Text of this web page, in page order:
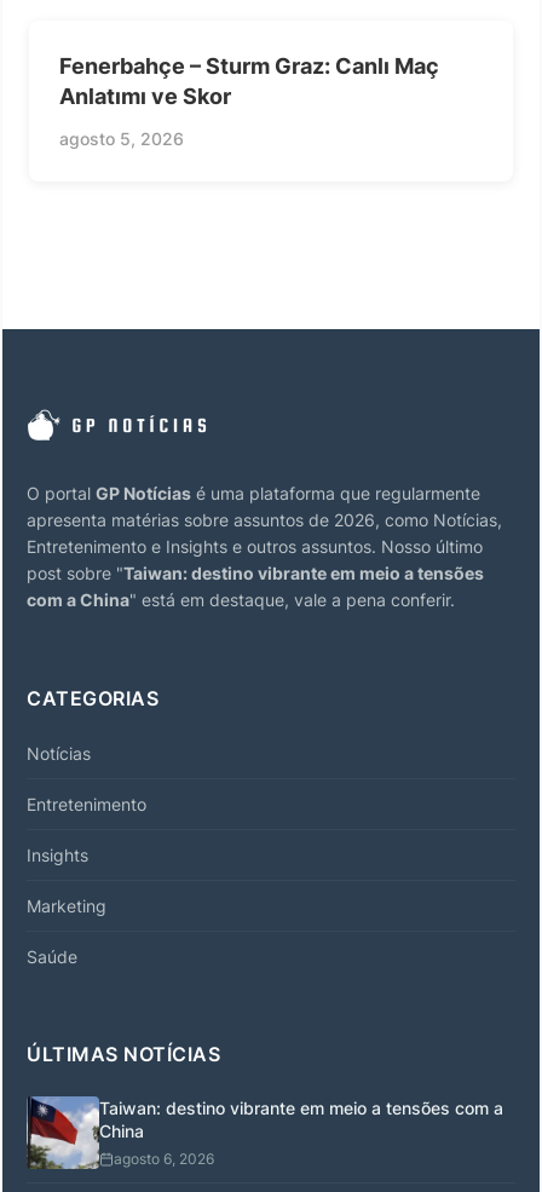
Fenerbahçe – Sturm Graz: Canlı Maç
Anlatımı ve Skor
agosto 5, 2026
O portal GP Notícias é uma plataforma que regularmente
apresenta matérias sobre assuntos de 2026, como Notícias,
Entretenimento e Insights e outros assuntos. Nosso último
post sobre "Taiwan: destino vibrante em meio a tensões
com a China" está em destaque, vale a pena conferir.
CATEGORIAS
Notícias
Entretenimento
Insights
Marketing
Saúde
ÚLTIMAS NOTÍCIAS
Taiwan: destino vibrante em meio a tensões com a
China
agosto 6, 2026